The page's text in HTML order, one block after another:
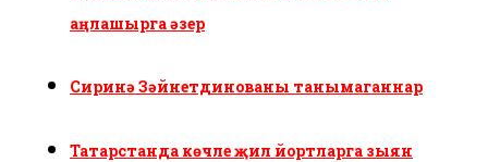
аңлашырга әзер
Сиринә Зәйнетдинованы танымаганнар
Татарстанда көчле җил йортларга зыян